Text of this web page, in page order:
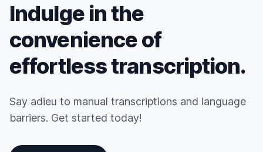
Indulge in the
convenience of
effortless transcription.
Say adieu to manual transcriptions and language
barriers. Get started today!